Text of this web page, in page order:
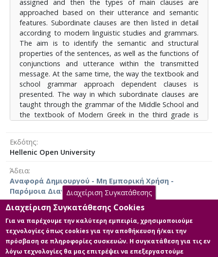
εντοπιστούν διαφοροποιήσεις και ελλείψεις των
τελευταίων. Οι περιορισμένες ασκήσεις και η σύντομη
προσέγγιση των προτάσεων στα σχολικά εγχειρίδια
δεν εξυπηρετούν τους στόχους του ΠΣ και ως εκ
τούτου προτείνονται νέοι, σύγχρονοι τρόποι
διδασκαλίας του γλωσσικού μαθήματος. Έτσι, μέσα
από την παρουσίαση του νέου Προγράμματος
Σπουδών, προτείνονται και προσφέρονται
σύγχρονες διδακτικές προσεγγίσεις που στόχο
έχουν να καλλιεργήσουν στους μαθητές και τις
μαθήτριες νέους γραμματισμούς και κριτικές
δεξιότητες. Λαμβάνοντας υπόψη όλα τα παραπάνω,
οποίο βασίζεται στην αξιοποίηση ψηφιακών
εργαλείων και εργαλείων τεχνητής νοημοσύνης, η
χρήση των οποίων φαίνεται να ωφελεί τόσο τη
διαδικασία μάθησης και συνεργασίας των μαθητών,
όσο και τις αρμοδιότητες των εκπαιδευτικών.
assigned and then the types of main clauses are
approached based on their utterance and semantic
features. Subordinate clauses are then listed in detail
according to modern linguistic studies and grammars.
The aim is to identify the semantic and structural
properties of the sentences, as well as the functions of
conjunctions and utterance within the transmitted
message. At the same time, the way the textbook and
school grammar approach dependent clauses is
presented. The way in which subordinate clauses are
taught through the grammar of the Middle School and
the textbook of Modern Greek in the third grade is
identify differences and shortcomings of the latter. The
limited exercises and the short approach to the
of the curriculum and therefore new, modern ways of
teaching the language course are proposed. Thus,
through the presentation of the new Curriculum,
modern teaching approaches are recommended and
offered, aiming to cultivate new literacies and critical
skills in students. Taking all the above into account, a
model teaching scenario is proposed, based on the
use of digital and artificial intelligence tools, the use of
Εκδότης
Hellenic Open University
Άδεια
Αναφορά Δημιουργού - Μη Εμπορική Χρήση -
Παρόμοια Διανομή 4.0 Διεθνές
Κύρια Αρχεία Διατριβής
Κύριο μέρος της Διπλωματικ΄ης
Διαχείριση Συγκατάθεσης
Διαχείριση Συγκατάθεσης Cookies
Για να παρέχουμε την καλύτερη εμπειρία, χρησιμοποιούμε
τεχνολογίες όπως cookies για την αποθήκευση ή/και την
πρόσβαση σε πληροφορίες συσκευών. Η συγκατάθεση για τις εν
λόγω τεχνολογίες θα μας επιτρέψει να επεξεργαστούμε